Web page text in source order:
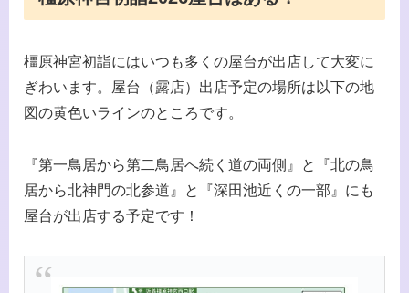
橿原神宮初詣にはいつも多くの屋台が出店して大変に
ぎわいます。屋台（露店）出店予定の場所は以下の地
図の黄色いラインのところです。
『第一鳥居から第二鳥居へ続く道の両側』と『北の鳥
居から北神門の北参道』と『深田池近くの一部』にも
屋台が出店する予定です！